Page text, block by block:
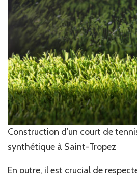
Construction d’un court de
synthétique à Saint-Tropez
En outre, il est crucial de